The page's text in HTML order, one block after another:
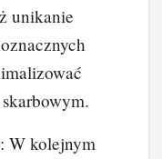
unikanie
: W kolejnym